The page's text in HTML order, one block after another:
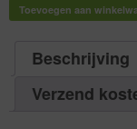
van
4
Aantal
Toevoegen aan
Beschrijving
Verzend